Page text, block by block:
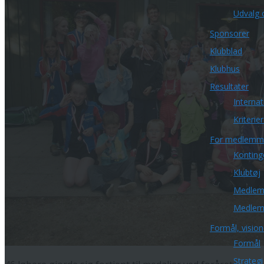
Udvalg
Sponsorer
Klubblad
Klubhus
Resultater
For
Klubtøj
Formål,
Formål